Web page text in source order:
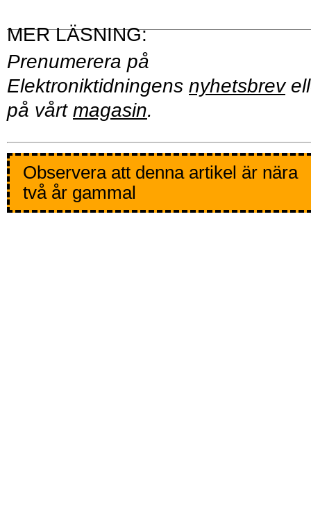
Prenumerera på
Elektroniktidningens nyhetsbrev
på vårt magasin.
Observera att denna artikel är nära
två år gammal